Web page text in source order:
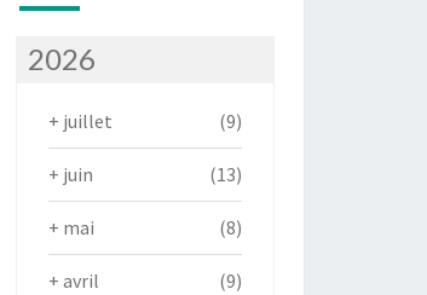
2026
+ juillet (9)
+ juin (13)
+ mai (8)
+ avril (9)